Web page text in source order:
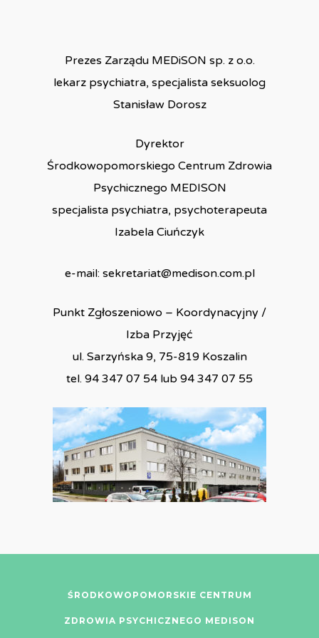
Prezes Zarządu MEDiSON sp. z o.o.
lekarz psychiatra, specjalista seksuolog
Stanisław Dorosz
Dyrektor
Środkowopomorskiego Centrum Zdrowia
Psychicznego MEDISON
specjalista psychiatra, psychoterapeuta
Izabela Ciuńczyk
e-mail: sekretariat@medison.com.pl
Punkt Zgłoszeniowo – Koordynacyjny /
Izba Przyjęć
ul. Sarzyńska 9, 75-819 Koszalin
tel. 94 347 07 54 lub 94 347 07 55
ŚRODKOWOPOMORSKIE CENTRUM
ZDROWIA PSYCHICZNEGO MEDISON